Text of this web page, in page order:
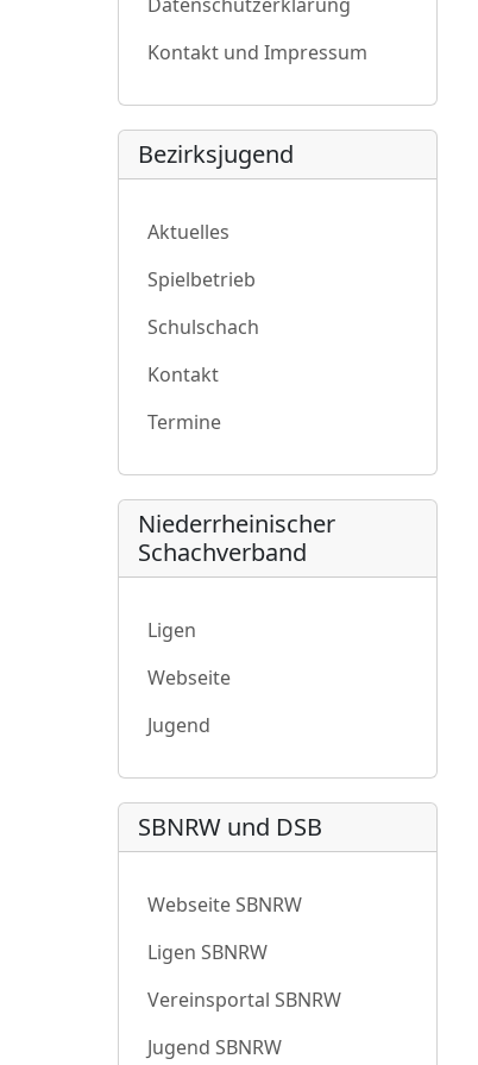
Kontakt und Impressum
Bezirksjugend
Aktuelles
Spielbetrieb
Schulschach
Kontakt
Termine
Niederrheinischer
Schachverband
Ligen
Webseite
Jugend
SBNRW und DSB
Webseite SBNRW
Ligen SBNRW
Vereinsportal SBNRW
Jugend SBNRW